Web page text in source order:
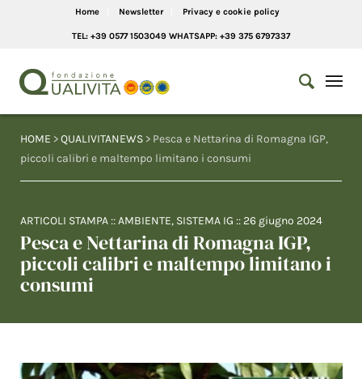
Home Newsletter Privacy e cookie policy
TEL: +39 0577 1503049 WHATSAPP: +39 375 6797337
HOME >QUALIVITANEWS > Pesca e Nettarina di Romagna IGP,
piccoli calibri e maltempo limitano i consumi
ARTICOLI STAMPA ::AMBIENTE, SISTEMA IG :: 26 giugno 2024
Pesca e Nettarina di Romagna IGP,
piccoli calibri e maltempo limitano i
consumi